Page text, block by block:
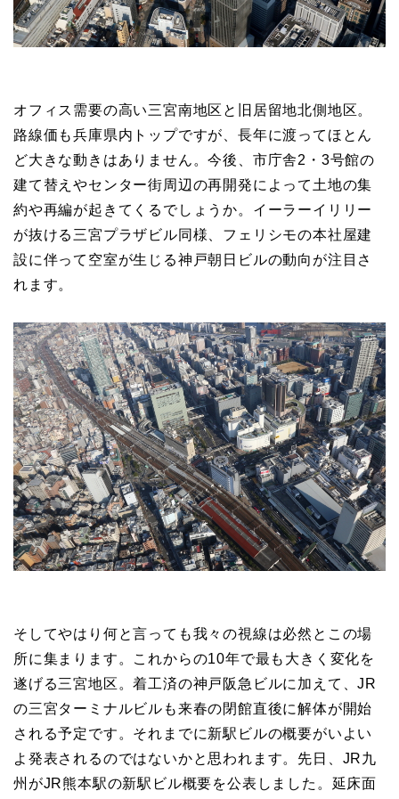
オフィス需要の高い三宮南地区と旧居留地北側地区。
路線価も兵庫県内トップですが、長年に渡ってほとん
ど大きな動きはありません。今後、市庁舎2・3号館の
建て替えやセンター街周辺の再開発によって土地の集
約や再編が起きてくるでしょうか。イーラーイリリー
が抜ける三宮プラザビル同様、フェリシモの本社屋建
設に伴って空室が生じる神戸朝日ビルの動向が注目さ
れます。
そしてやはり何と言っても我々の視線は必然とこの場
所に集まります。これからの10年で最も大きく変化を
遂げる三宮地区。着工済の神戸阪急ビルに加えて、JR
の三宮ターミナルビルも来春の閉館直後に解体が開始
される予定です。それまでに新駅ビルの概要がいよい
よ発表されるのではないかと思われます。先日、JR九
州がJR熊本駅の新駅ビル概要を公表しました。延床面